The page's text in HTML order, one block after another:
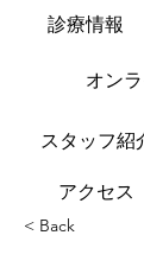
診療情報
オン
スタッフ紹
​アクセス
< Back